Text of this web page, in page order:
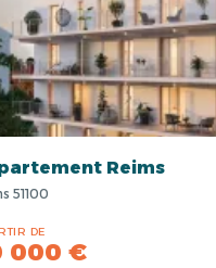
Reims
51100
DE
000 €